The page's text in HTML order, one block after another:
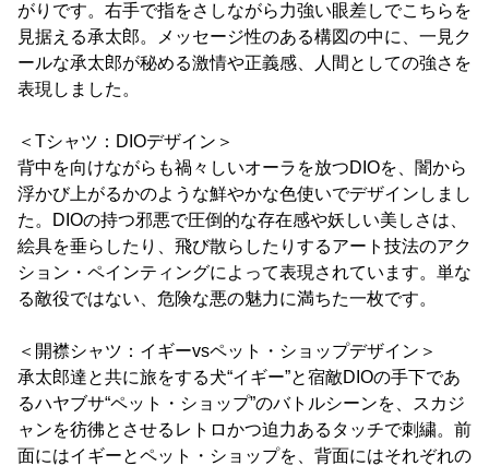
がりです。右手で指をさしながら力強い眼差しでこちらを
見据える承太郎。メッセージ性のある構図の中に、一見ク
ールな承太郎が秘める激情や正義感、人間としての強さを
表現しました。
＜Tシャツ：DIOデザイン＞
背中を向けながらも禍々しいオーラを放つDIOを、闇から
浮かび上がるかのような鮮やかな色使いでデザインしまし
た。DIOの持つ邪悪で圧倒的な存在感や妖しい美しさは、
絵具を垂らしたり、飛び散らしたりするアート技法のアク
ション・ペインティングによって表現されています。単な
る敵役ではない、危険な悪の魅力に満ちた一枚です。
＜開襟シャツ：イギーvsペット・ショップデザイン＞
承太郎達と共に旅をする犬“イギー”と宿敵DIOの手下であ
るハヤブサ“ペット・ショップ”のバトルシーンを、スカジ
ャンを彷彿とさせるレトロかつ迫力あるタッチで刺繍。前
面にはイギーとペット・ショップを、背面にはそれぞれの